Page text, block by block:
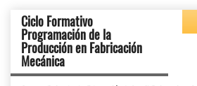
Ciclo Formativo
Programación de la
Producción en Fabricación
Mecánica